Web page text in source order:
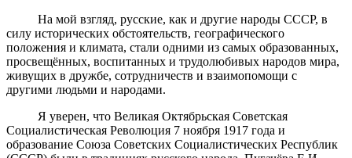
На мой взгляд, русские, как и другие народы СССР, в
силу исторических обстоятельств, географического
положения и климата, стали одними из самых образованных,
просвещённых, воспитанных и трудолюбивых народов мира,
живущих в дружбе, сотрудничеств и взаимопомощи с
другими людьми и народами.
Я уверен, что Великая Октябрьская Советская
Социалистическая Революция 7 ноября 1917 года и
образование Союза Советских Социалистических Республик